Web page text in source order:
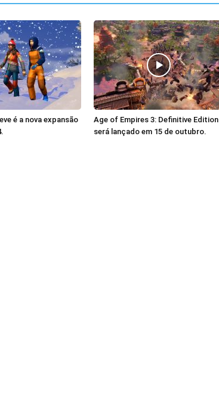
é a nova expansão
Age of Empires 3: Definitive Edition
será lançado em 15 de outubro.